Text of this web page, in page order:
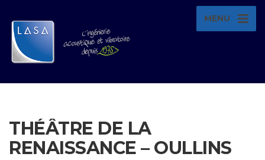
MENU
THÉÂTRE DE LA
RENAISSANCE – OULLINS